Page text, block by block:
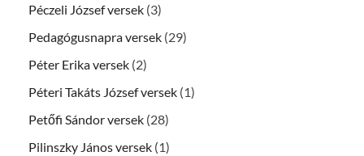
Péczeli József versek (3)
Pedagógusnapra versek (29)
Péter Erika versek (2)
Péteri Takáts József versek (1)
Petőfi Sándor versek (28)
Pilinszky János versek (1)